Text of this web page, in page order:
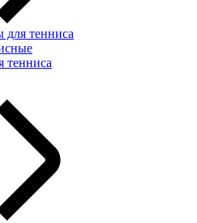
для тенниса
тенниса